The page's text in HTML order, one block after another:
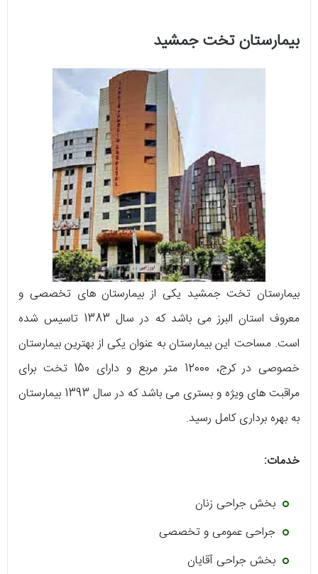
بیمارستان تخت جمشید
بیمارستان تخت جمشید یکی از بیمارستان های تخصصی و
معروف استان البرز می باشد که در سال 1383 تاسیس شده
است. مساحت این بیمارستان به عنوان یکی از بهترین بیمارستان
خصوصی در کرج، 12000 متر مربع و دارای 150 تخت برای
مراقبت های ویژه و بستری می باشد که در سال 1393 بیمارستان
به بهره برداری کامل رسید.
خدمات:
بخش جراحی زنان
جراحی عمومی و تخصصی
بخش جراحی آقایان